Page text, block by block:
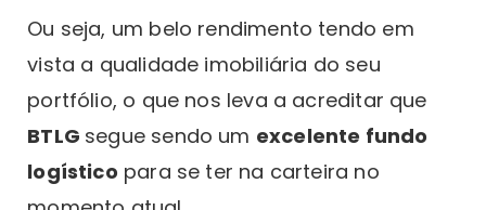
Ou seja, um belo rendimento tendo em
vista a qualidade imobiliária do seu
portfólio, o que nos leva a acreditar que
BTLG segue sendo um excelente fundo
logístico para se ter na carteira no